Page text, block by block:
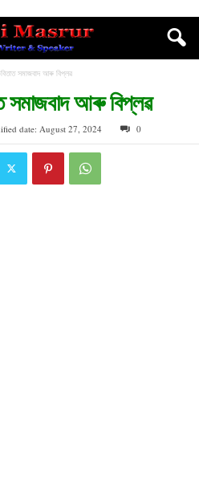
কবিতাত সমাজবাদ আৰু বিপ্লৱ
সমাজবাদ আৰু বিপ্লৱ
date: August 27, 2024 0